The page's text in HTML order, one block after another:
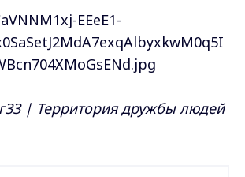
| Территория дружбы людей